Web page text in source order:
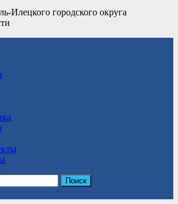
Илецкого городского округа